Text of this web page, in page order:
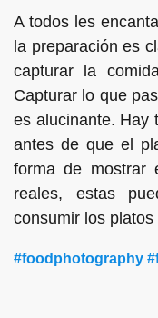
A todos les
la preparación es
capturar la
Capturar lo que
es alucinante. Hay
antes de que el
forma de mostrar
reales, estas
consumir los
#foodphotography